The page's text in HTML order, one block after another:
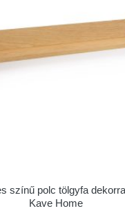
színű polc tölgyfa
Kave Home